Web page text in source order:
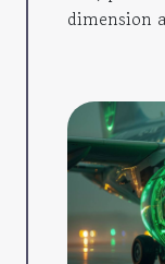
dimension